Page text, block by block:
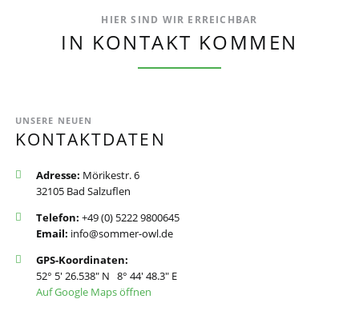
HIER SIND WIR ERREICHBAR
IN KONTAKT KOMMEN
UNSERE NEUEN
KONTAKTDATEN
Adresse: Mörikestr. 6
32105 Bad Salzuflen
Telefon: +49 (0) 5222 9800645
Email: info@sommer-owl.de
GPS-Koordinaten:
52° 5' 26.538" N 8° 44' 48.3" E
Auf Google Maps öffnen